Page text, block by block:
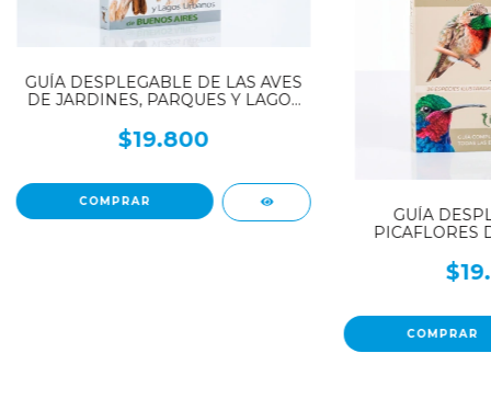
GUÍA DESPLEGABLE DE LAS AVES
DE JARDINES, PARQUES Y LAGOS
$19.800
GUÍA
PICAFLORES